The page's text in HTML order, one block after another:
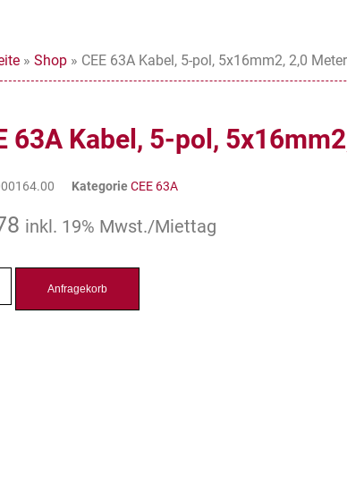
» Shop » CEE 63A Kabel, 5-pol, 5x16mm2, 2,0 Meter
63A Kabel, 5-pol,
KategorieCEE 63A
inkl. 19% Mwst./Miettag
Anfragekorb